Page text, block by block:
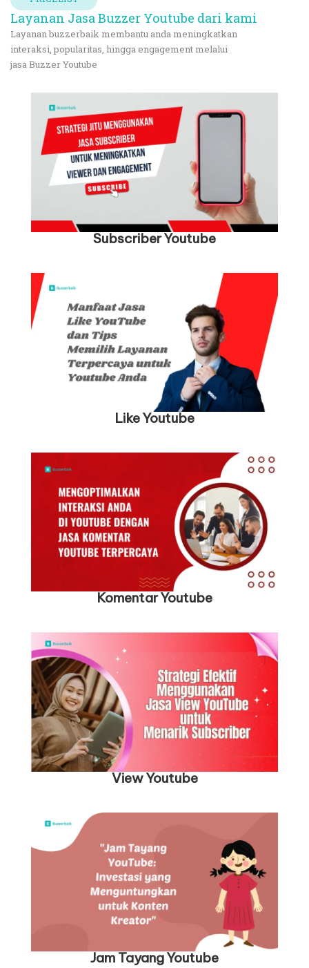
Layanan Jasa Buzzer Youtube dari kami
Layananbuzzerbaikmembantu anda meningkatkan
interaksi, popularitas, hingga engagement melalui
jasa Buzzer Youtube
Subscriber Youtube
LikeYoutube
Komentar Youtube
ViewYoutube
Jam Tayang Youtube